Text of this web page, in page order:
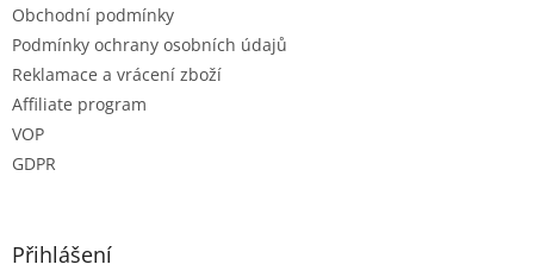
Obchodní podmínky
Podmínky ochrany osobních údajů
Reklamace a vrácení zboží
Affiliate program
VOP
GDPR
Přihlášení